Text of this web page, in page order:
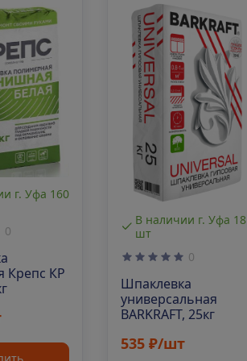
г. Уфа 160
0
Крепс КР
В наличии г. Уфа 18
шт
0
Шпаклевка
универсальная
BARKRAFT, 25кг
535 ₽/шт